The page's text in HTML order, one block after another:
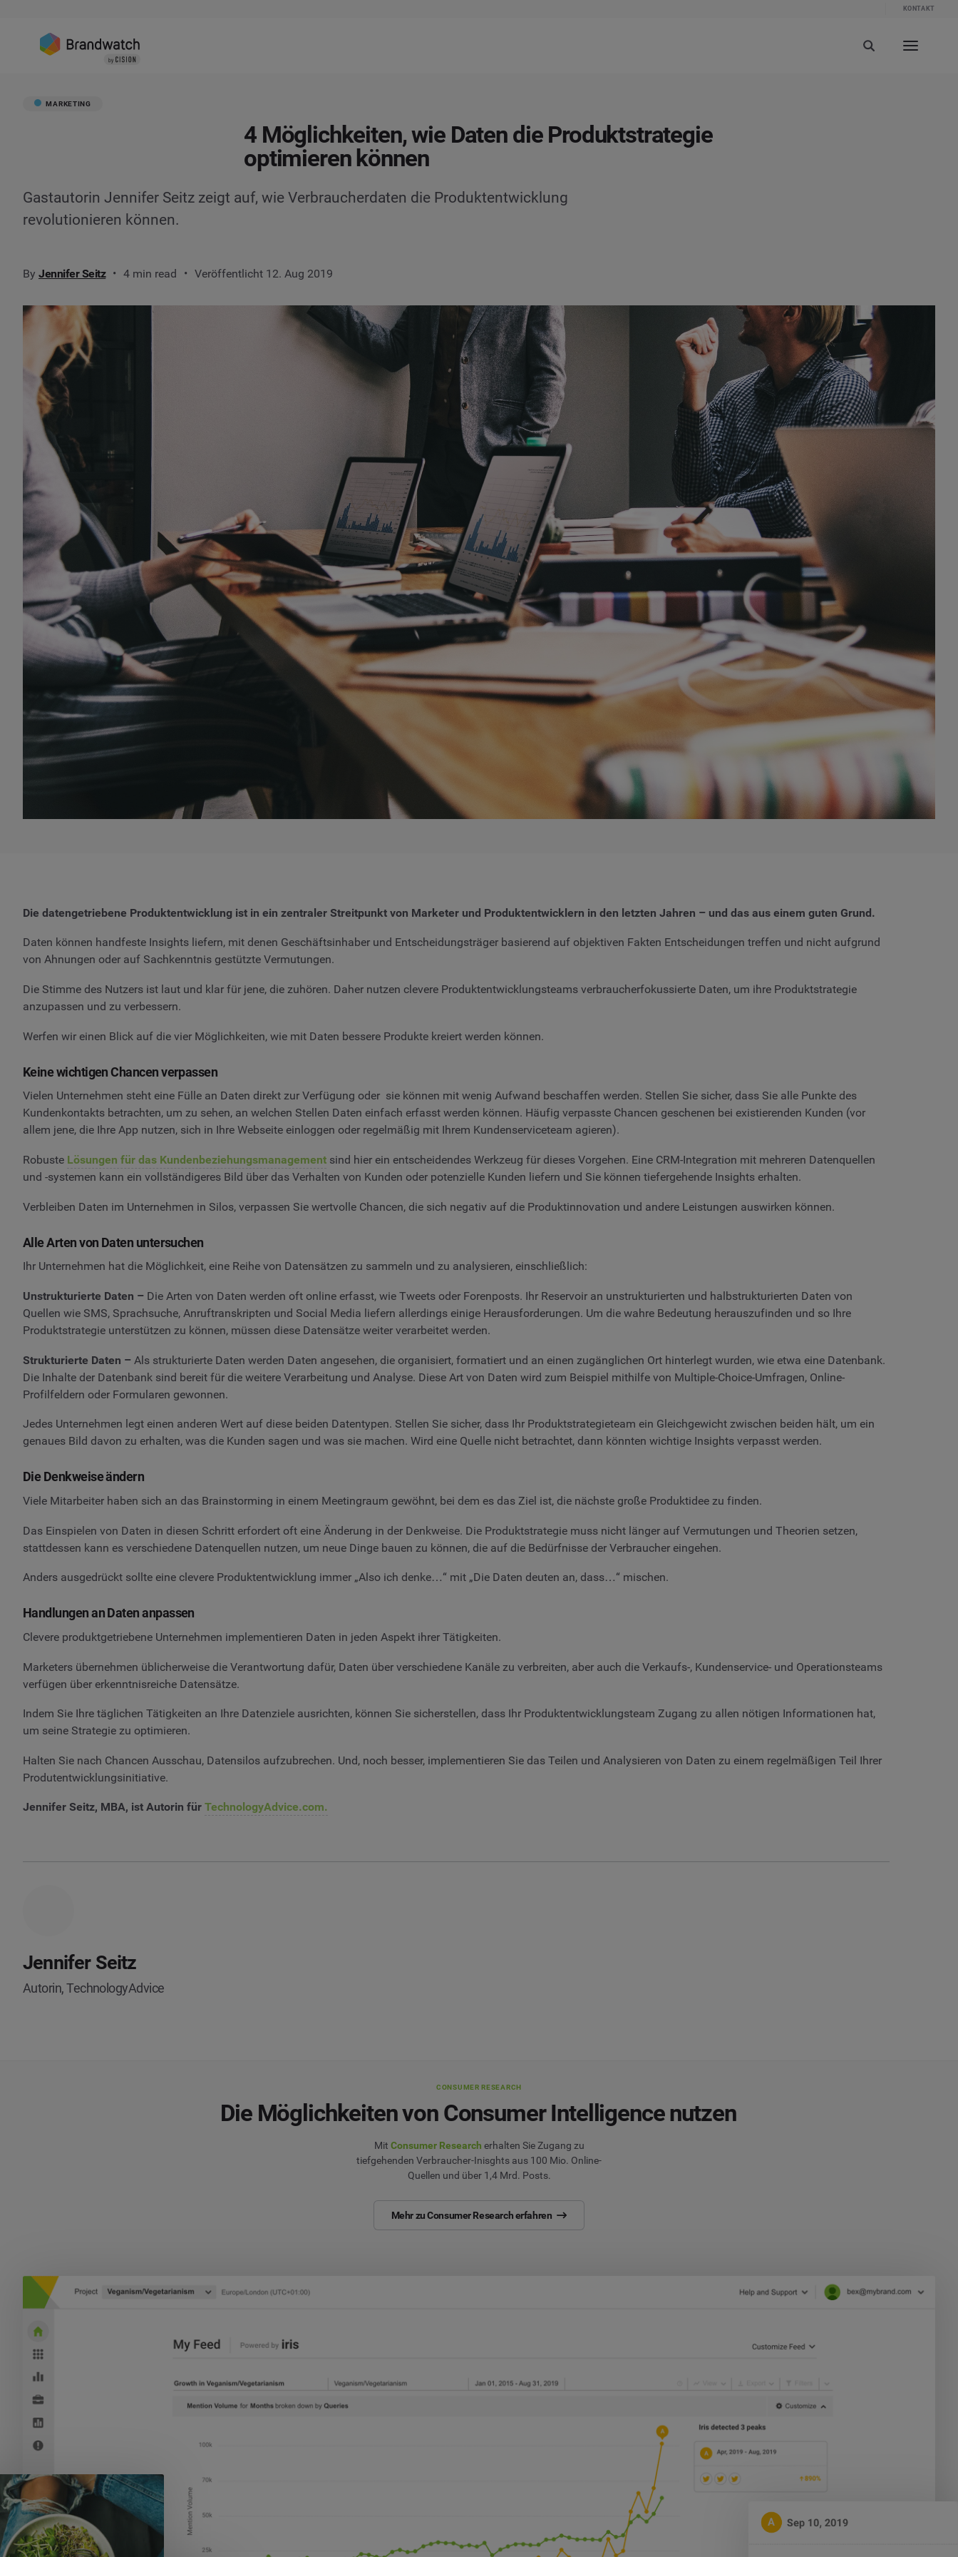
KONTAKT
MARKETING
4 Möglichkeiten, wie Daten die Produktstrategie
optimieren können
Gastautorin Jennifer Seitz zeigt auf, wie Verbraucherdaten die Produktentwicklung
revolutionieren können.
By Jennifer Seitz 4 min read Veröffentlicht 12. Aug 2019
Die datengetriebene Produktentwicklung ist in ein zentraler Streitpunkt von Marketer und Produktentwicklern in den letzten Jahren – und das aus einem guten Grund.
Daten können handfeste Insights liefern, mit denen Geschäftsinhaber und Entscheidungsträger basierend auf objektiven Fakten Entscheidungen treffen und nicht aufgrund
von Ahnungen oder auf Sachkenntnis gestützte Vermutungen.
Die Stimme des Nutzers ist laut und klar für jene, die zuhören. Daher nutzen clevere Produktentwicklungsteams verbraucherfokussierte Daten, um ihre Produktstrategie
anzupassen und zu verbessern.
Werfen wir einen Blick auf die vier Möglichkeiten, wie mit Daten bessere Produkte kreiert werden können.
Keine wichtigen Chancen verpassen
Vielen Unternehmen steht eine Fülle an Daten direkt zur Verfügung oder sie können mit wenig Aufwand beschaffen werden. Stellen Sie sicher, dass Sie alle Punkte des
Kundenkontakts betrachten, um zu sehen, an welchen Stellen Daten einfach erfasst werden können. Häufig verpasste Chancen geschenen bei existierenden Kunden (vor
allem jene, die Ihre App nutzen, sich in Ihre Webseite einloggen oder regelmäßig mit Ihrem Kundenserviceteam agieren).
Robuste Lösungen für das Kundenbeziehungsmanagement sind hier ein entscheidendes Werkzeug für dieses Vorgehen. Eine CRM-Integration mit mehreren Datenquellen
und -systemen kann ein vollständigeres Bild über das Verhalten von Kunden oder potenzielle Kunden liefern und Sie können tiefergehende Insights erhalten.
Verbleiben Daten im Unternehmen in Silos, verpassen Sie wertvolle Chancen, die sich negativ auf die Produktinnovation und andere Leistungen auswirken können.
Alle Arten von Daten untersuchen
Ihr Unternehmen hat die Möglichkeit, eine Reihe von Datensätzen zu sammeln und zu analysieren, einschließlich:
Unstrukturierte Daten – Die Arten von Daten werden oft online erfasst, wie Tweets oder Forenposts. Ihr Reservoir an unstrukturierten und halbstrukturierten Daten von
Quellen wie SMS, Sprachsuche, Anruftranskripten und Social Media liefern allerdings einige Herausforderungen. Um die wahre Bedeutung herauszufinden und so Ihre
Produktstrategie unterstützen zu können, müssen diese Datensätze weiter verarbeitet werden.
Strukturierte Daten – Als strukturierte Daten werden Daten angesehen, die organisiert, formatiert und an einen zugänglichen Ort hinterlegt wurden, wie etwa eine Datenbank.
Die Inhalte der Datenbank sind bereit für die weitere Verarbeitung und Analyse. Diese Art von Daten wird zum Beispiel mithilfe von Multiple-Choice-Umfragen, Online-
Profilfeldern oder Formularen gewonnen.
Jedes Unternehmen legt einen anderen Wert auf diese beiden Datentypen. Stellen Sie sicher, dass Ihr Produktstrategieteam ein Gleichgewicht zwischen beiden hält, um ein
genaues Bild davon zu erhalten, was die Kunden sagen und was sie machen. Wird eine Quelle nicht betrachtet, dann könnten wichtige Insights verpasst werden.
Die Denkweise ändern
Viele Mitarbeiter haben sich an das Brainstorming in einem Meetingraum gewöhnt, bei dem es das Ziel ist, die nächste große Produktidee zu finden.
Das Einspielen von Daten in diesen Schritt erfordert oft eine Änderung in der Denkweise. Die Produktstrategie muss nicht länger auf Vermutungen und Theorien setzen,
stattdessen kann es verschiedene Datenquellen nutzen, um neue Dinge bauen zu können, die auf die Bedürfnisse der Verbraucher eingehen.
Anders ausgedrückt sollte eine clevere Produktentwicklung immer „Also ich denke…“ mit „Die Daten deuten an, dass…“ mischen.
Handlungen an Daten anpassen
Clevere produktgetriebene Unternehmen implementieren Daten in jeden Aspekt ihrer Tätigkeiten.
Marketers übernehmen üblicherweise die Verantwortung dafür, Daten über verschiedene Kanäle zu verbreiten, aber auch die Verkaufs-, Kundenservice- und Operationsteams
verfügen über erkenntnisreiche Datensätze.
Indem Sie Ihre täglichen Tätigkeiten an Ihre Datenziele ausrichten, können Sie sicherstellen, dass Ihr Produktentwicklungsteam Zugang zu allen nötigen Informationen hat,
um seine Strategie zu optimieren.
Halten Sie nach Chancen Ausschau, Datensilos aufzubrechen. Und, noch besser, implementieren Sie das Teilen und Analysieren von Daten zu einem regelmäßigen Teil Ihrer
Produtentwicklungsinitiative.
Jennifer Seitz, MBA, ist Autorin für TechnologyAdvice.com.
Jennifer Seitz
Autorin, TechnologyAdvice
CONSUMER RESEARCH
Die Möglichkeiten von Consumer Intelligence nutzen
Mit Consumer Research erhalten Sie Zugang zu
tiefgehenden Verbraucher-Inisghts aus 100 Mio. Online-
Quellen und über 1,4 Mrd. Posts.
Mehr zu Consumer Research erfahren